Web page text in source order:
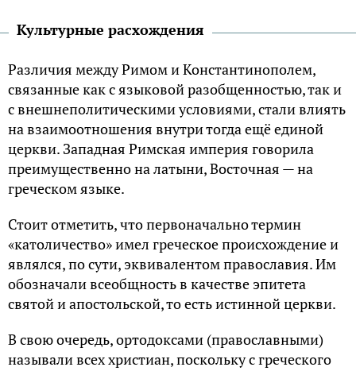
Культурные расхождения
Различия между Римом и Константинополем,
связанные как с языковой разобщенностью, так и
с внешнеполитическими условиями, стали влиять
на взаимоотношения внутри тогда ещё единой
церкви. Западная Римская империя говорила
преимущественно на латыни, Восточная — на
греческом языке.
Стоит отметить, что первоначально термин
«католичество» имел греческое происхождение и
являлся, по сути, эквивалентом православия. Им
обозначали всеобщность в качестве эпитета
святой и апостольской, то есть истинной церкви.
В свою очередь, ортодоксами (православными)
называли всех христиан, поскольку с греческого